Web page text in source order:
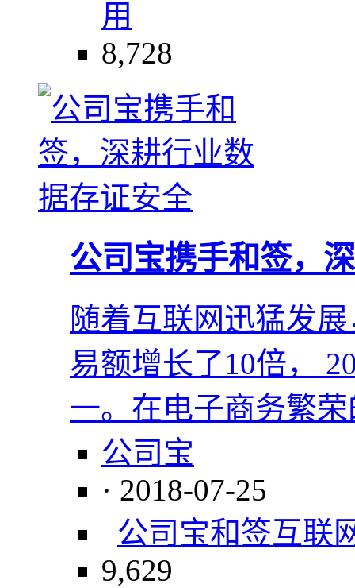
用
8,728
公司宝携手和签，
随着互联网迅猛发
易额增长了10倍，
一。在电子商务繁
公司宝
· 2018-07-25
公司宝和签互联
9,629